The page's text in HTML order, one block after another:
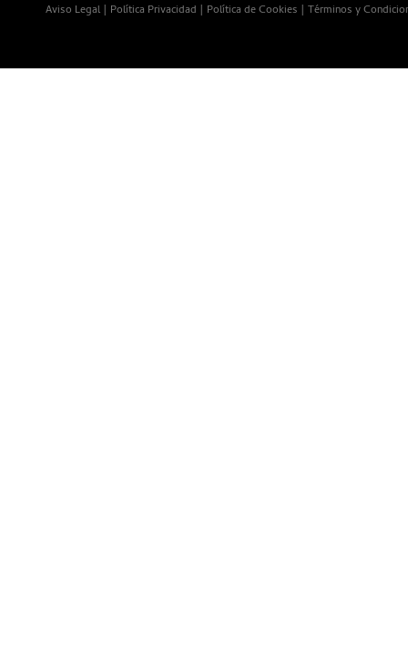
Aviso Legal | Política Privacidad | Política de Cookies |Términos y